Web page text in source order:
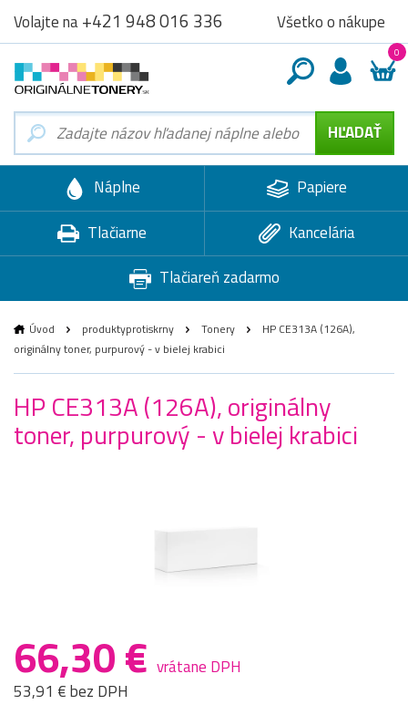
Volajte na+421 948 016 336 Všetko o nákupe
0
Náplne
Papiere
Tlačiarne
Kancelária
Tlačiareň zadarmo
Úvod produktyprotiskrny Tonery
HP CE313A (126A),
originálny toner, purpurový - v bielej krabici
HP CE313A (126A), originálny
toner, purpurový - v bielej krabici
66,30 € vrátane DPH
53,91 € bez DPH